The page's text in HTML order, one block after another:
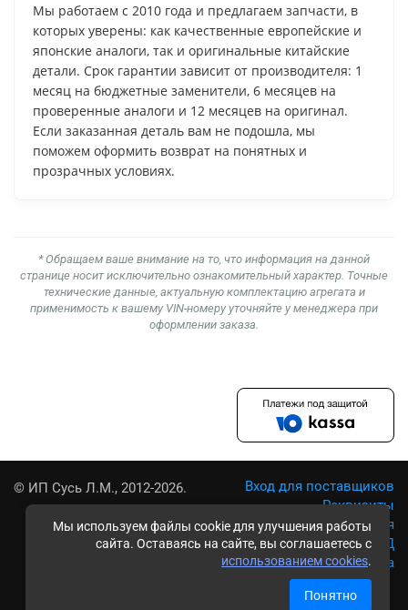
Мы используем файлы cookie для улучшения работы
сайта. Оставаясь на сайте, вы соглашаетесь с
использованием cookies.
Понятно
Мы работаем с 2010 года и предлагаем запчасти, в
которых уверены: как качественные европейские и
японские аналоги, так и оригинальные китайские
детали. Срок гарантии зависит от производителя: 1
месяц на бюджетные заменители, 6 месяцев на
проверенные аналоги и 12 месяцев на оригинал.
Если заказанная деталь вам не подошла, мы
поможем оформить возврат на понятных и
прозрачных условиях.
* Обращаем ваше внимание на то, что информация на данной
странице носит исключительно ознакомительный характер. Точные
технические данные, актуальную комплектацию агрегата и
применимость к вашему VIN-номеру уточняйте у менеджера при
оформлении заказа.
© ИП Сусь Л.М., 2012-2026.
Вход для поставщиков
Реквизиты
Условия использования
Политика обработки ПД
Карта сайта